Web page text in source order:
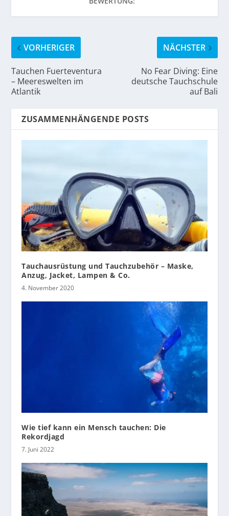
VORHERIGER
Tauchen Fuerteventura
– Meereswelten im
Atlantik
NÄCHSTER
No Fear Diving: Eine
deutsche Tauchschule
auf Bali
ZUSAMMENHÄNGENDE POSTS
Tauchausrüstung und Tauchzubehör – Maske,
Anzug, Jacket, Lampen & Co.
4. November 2020
Wie tief kann ein Mensch tauchen: Die
Rekordjagd
7. Juni 2022